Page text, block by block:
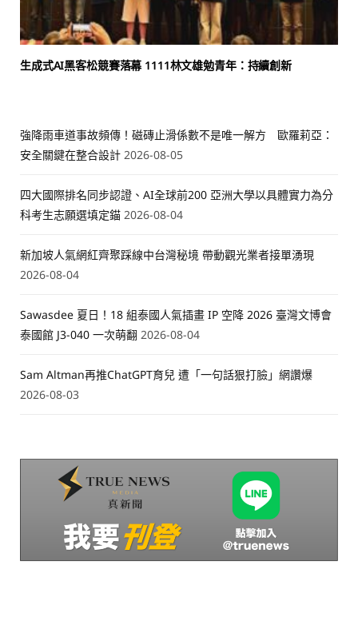
生成式AI黑客松競賽落幕 1111林文雄勉青年：持續創新
強降雨車道事故頻傳！磁磚止滑係數不是唯一解方 歐羅莉亞：
安全關鍵在整合設計 2026-08-05
四大國際排名同步認證、AI全球前200 亞洲大學以具體實力為分
科考生志願選填定錨 2026-08-04
新加坡人氣網紅齊聚踩線中台灣秘境 帶動觀光業者接單湧現
2026-08-04
Sawasdee 夏日！18 組泰國人氣插畫 IP 空降 2026 臺灣文博會
泰國館 J3-040 一次萌翻 2026-08-04
Sam Altman再推ChatGPT育兒 遭「一句話狠打臉」網讚爆
2026-08-03